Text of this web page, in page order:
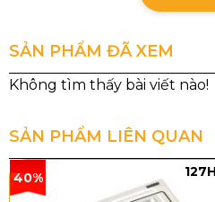
SẢN PHẨM ĐÃ XEM
SẢN PHẨM LIÊN QUAN
40%